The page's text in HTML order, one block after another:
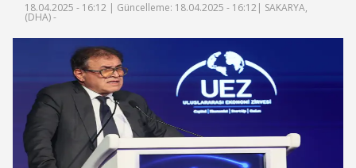
18.04.2025 - 16:12 | Güncelleme: 18.04.2025 - 16:12 | SAKARYA,
(DHA) -